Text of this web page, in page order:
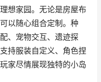
想家园。无论是房屋布
以随心组合定制。种
、宠物交互、遗迹探
持服装自定义、角色捏
家尽情展现独特的小岛